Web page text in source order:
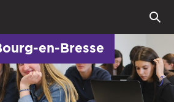
en-Bresse